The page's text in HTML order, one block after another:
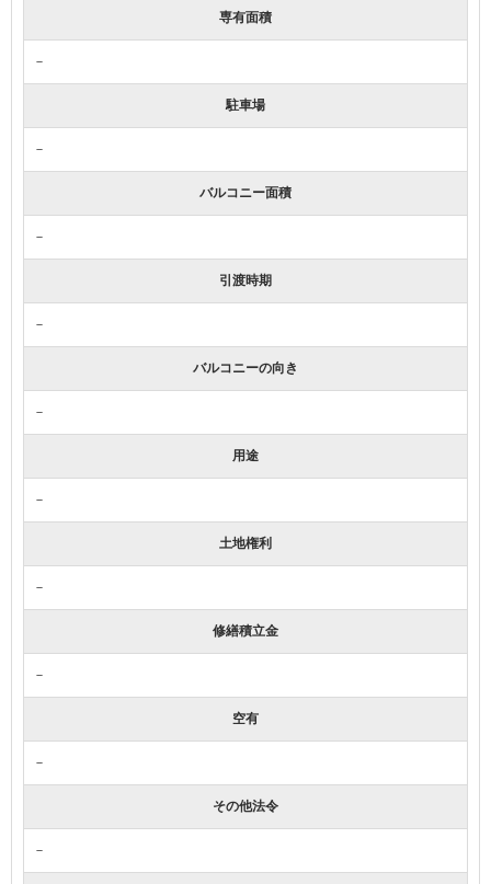
専有面積
－
駐車場
－
バルコニー面積
－
引渡時期
－
バルコニーの向き
－
用途
－
土地権利
－
修繕積立金
－
空有
－
その他法令
－